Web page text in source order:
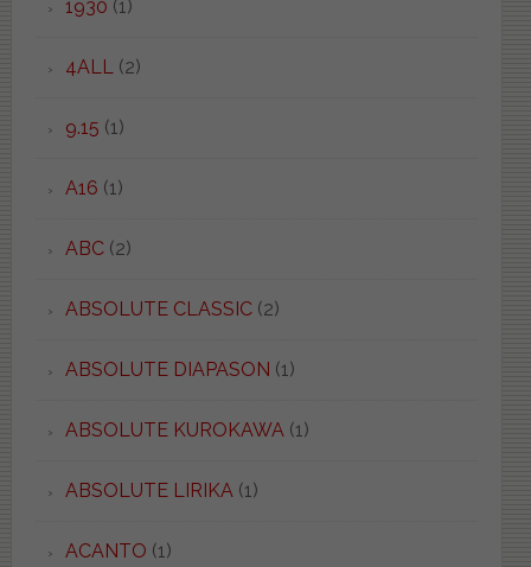
1930 (1)
4ALL(2)
9.15 (1)
A16 (1)
ABC(2)
ABSOLUTE CLASSIC(2)
ABSOLUTE DIAPASON (1)
ABSOLUTE KUROKAWA(1)
ABSOLUTE LIRIKA(1)
ACANTO (1)